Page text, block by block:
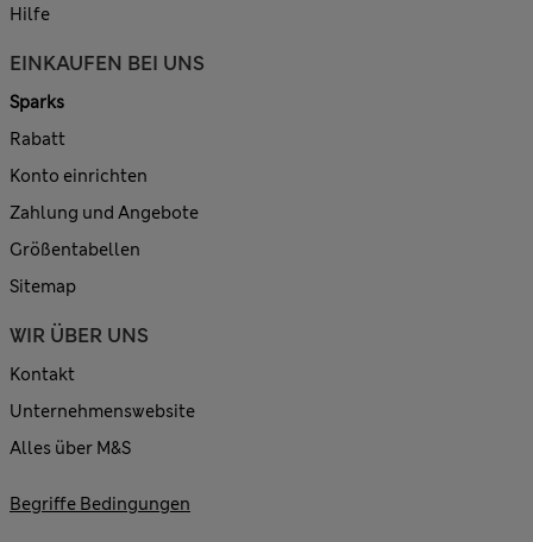
Hilfe
EINKAUFEN BEI UNS
Sparks
Rabatt
Konto einrichten
Zahlung und Angebote
Größentabellen
Sitemap
WIR ÜBER UNS
Kontakt
Unternehmenswebsite
Alles über M&S
Begriffe Bedingungen